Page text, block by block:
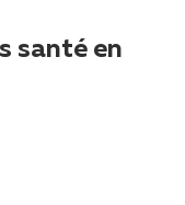
santé en